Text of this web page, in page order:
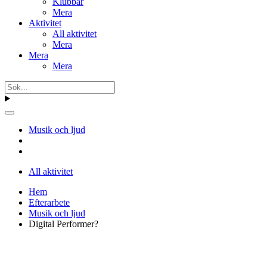
Mera
Aktivitet
All aktivitet
Mera
Mera
Mera
Musik och ljud
All aktivitet
Hem
Efterarbete
Musik och ljud
Digital Performer?